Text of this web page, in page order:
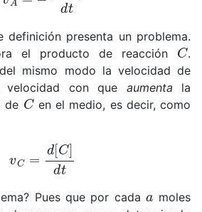
definición presenta un problema.
el producto de reacción C.
mismo modo la velocidad de
velocidad con que aumenta la
de Cen el medio, es decir, como
[C]d
Pues que por cada
moles